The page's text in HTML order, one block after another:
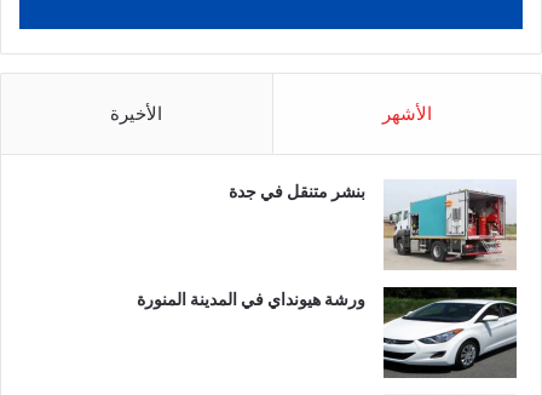
الأشهر الأخيرة
بنشر متنقل في جدة
ورشة هيونداي في المدينة المنورة